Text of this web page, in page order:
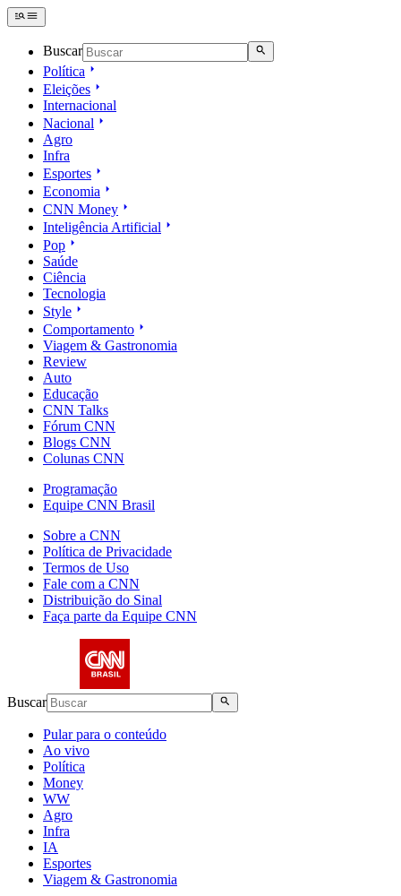
Buscar
Política
Eleições
Internacional
Nacional
Agro
Infra
Esportes
Economia
CNN Money
Inteligência Artificial
Pop
Saúde
Ciência
Tecnologia
Style
Comportamento
Viagem & Gastronomia
Review
Auto
Educação
CNN Talks
Fórum CNN
Blogs CNN
Colunas CNN
Programação
Equipe CNN Brasil
Sobre a CNN
Política de Privacidade
Termos de Uso
Fale com a CNN
Distribuição do Sinal
Faça parte da Equipe CNN
Buscar
Pular para o conteúdo
Ao vivo
Política
Money
WW
Agro
Infra
IA
Esportes
Viagem & Gastronomia